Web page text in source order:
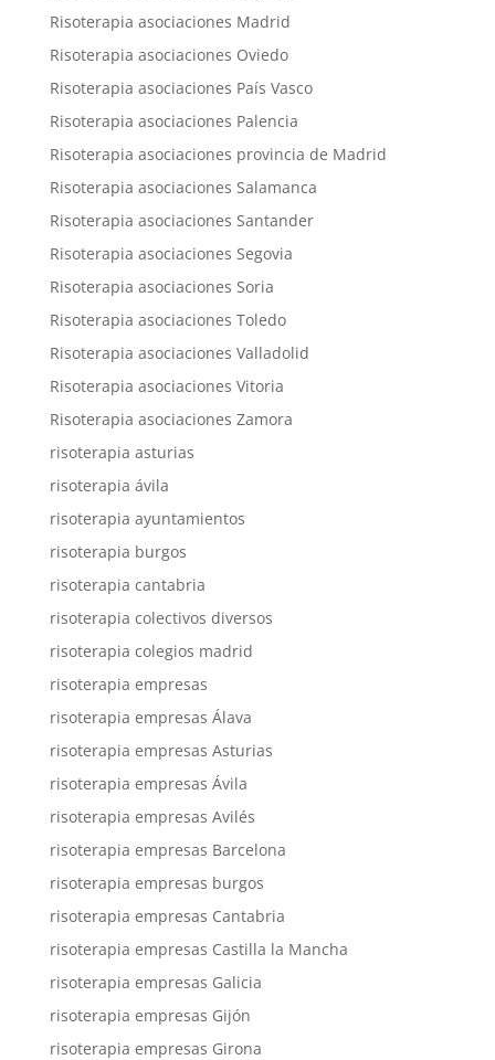
Risoterapia asociaciones Madrid
Risoterapia asociaciones Oviedo
Risoterapia asociaciones País Vasco
Risoterapia asociaciones Palencia
Risoterapia asociaciones provincia de Madrid
Risoterapia asociaciones Salamanca
Risoterapia asociaciones Santander
Risoterapia asociaciones Segovia
Risoterapia asociaciones Soria
Risoterapia asociaciones Toledo
Risoterapia asociaciones Valladolid
Risoterapia asociaciones Vitoria
Risoterapia asociaciones Zamora
risoterapia asturias
risoterapia ávila
risoterapia ayuntamientos
risoterapia burgos
risoterapia cantabria
risoterapia colectivos diversos
risoterapia colegios madrid
risoterapia empresas
risoterapia empresas Álava
risoterapia empresas Asturias
risoterapia empresas Ávila
risoterapia empresas Avilés
risoterapia empresas Barcelona
risoterapia empresas burgos
risoterapia empresas Cantabria
risoterapia empresas Castilla la Mancha
risoterapia empresas Galicia
risoterapia empresas Gijón
risoterapia empresas Girona